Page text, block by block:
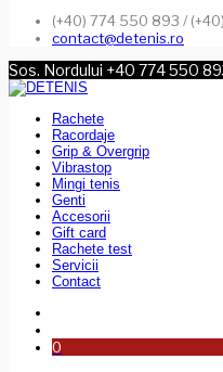
(+40) 774 550 893 /
contact@detenis.ro
Sos. Nordului +40 774 550
Rachete
Racordaje
Grip & Overgrip
Vibrastop
Mingi tenis
Genti
Accesorii
Gift card
Rachete test
Servicii
Contact
0